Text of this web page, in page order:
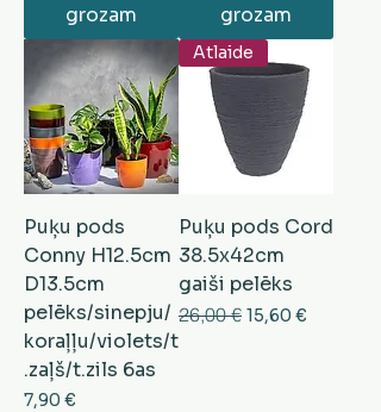
grozam
grozam
Puķu pods
Conny H12.5cm
D13.5cm
pelēks/sinepju/
koraļļu/violets/t
.zaļš/t.zils 6as
Cena
7,90 €
Atlaide
Puķu pods Cord
38.5x42cm
gaiši pelēks
Parastā cena
26,00 € Izpārdošanas
15,60 €